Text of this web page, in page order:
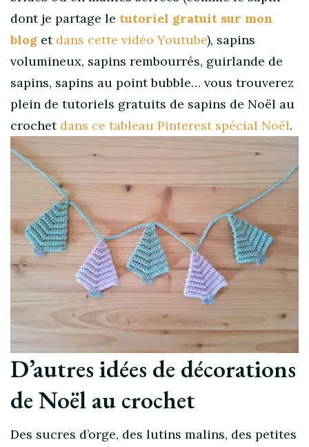
dont je partage le tutoriel gratuit sur mon
blog et dans cette vidéo Youtube), sapins
volumineux, sapins rembourrés, guirlande de
sapins, sapins au point bubble… vous trouverez
plein de tutoriels gratuits de sapins de Noël au
crochet dans ce tableau Pinterest spécial Noël.
D’autres idées de décorations
de Noël au crochet
Des sucres d’orge, des lutins malins, des petites